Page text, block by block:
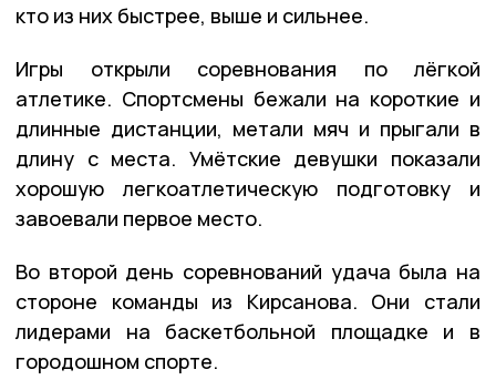
кто из них быстрее, выше и сильнее.
Игры открыли соревнования по лёгкой
атлетике. Спортсмены бежали на короткие и
длинные дистанции, метали мяч и прыгали в
длину с места. Умётские девушки показали
хорошую легкоатлетическую подготовку и
завоевали первое место.
Во второй день соревнований удача была на
стороне команды из Кирсанова. Они стали
лидерами на баскетбольной площадке и в
городошном спорте.